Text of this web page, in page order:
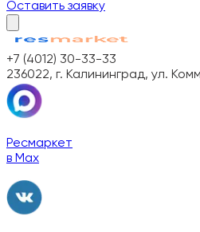
Оставить заявку
+7 (4012) 30-33-33
236022, г. Калининград, ул.
Ресмаркет
в Max